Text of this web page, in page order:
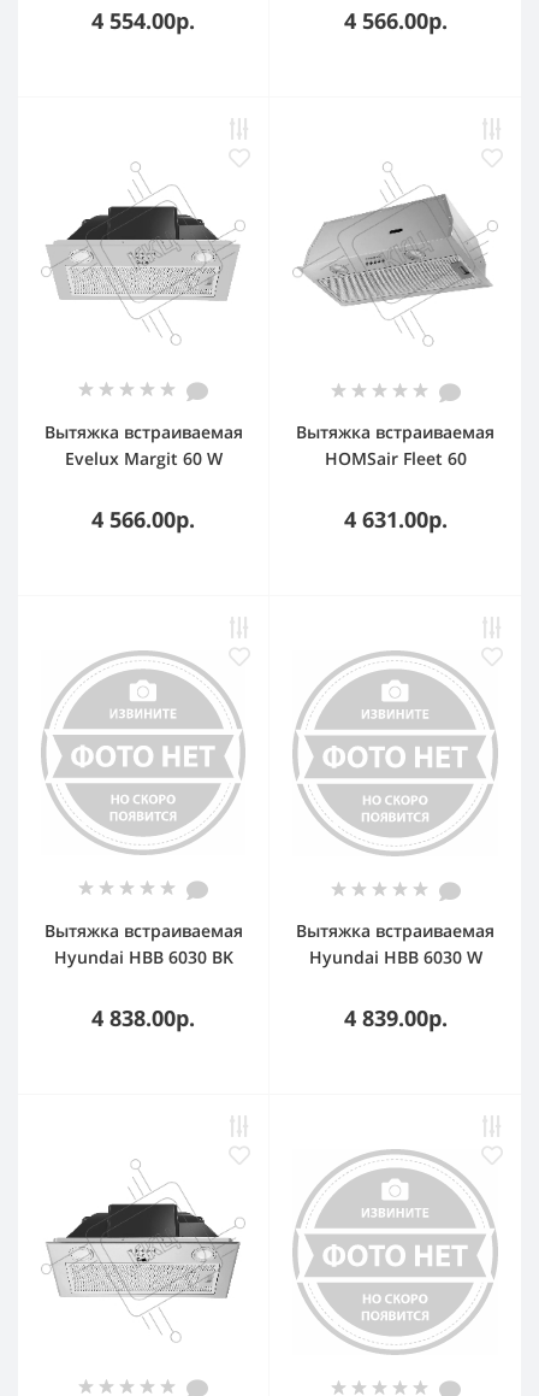
куб. м/ч, 56 дБ
4 554.00р.
м/ч, 52 дБ
4 566.00р.
Вытяжка встраиваемая
Evelux Margit 60 W
52 дБ
4 566.00р.
Вытяжка встраиваемая
HOMSair Fleet 60
59.8 см, 520 куб. м/ч, 50
4 631.00р.
Вытяжка встраиваемая
Hyundai HBB 6030 BK
кнопочное (1 мотор)
4 838.00р.
Вытяжка встраиваемая
Hyundai HBB 6030 W
кнопочное (1 мотор)
4 839.00р.